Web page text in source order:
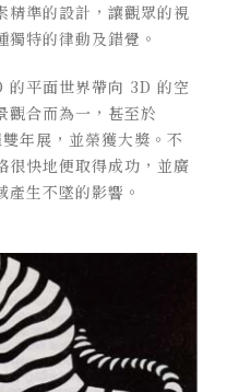
精準的設計，讓觀眾的視
特的律動及錯覺。
的平面世界帶向 3D 的空
觀合而為一，甚至於
年展，並榮獲大獎。不
很快地便取得成功，並廣
生不墜的影響。